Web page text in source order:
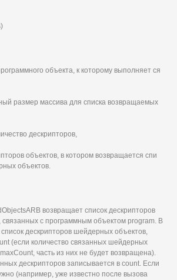
объекта, к которому выполняет ся
размер массива для списка возвращаемых
дескрипторов,
объектов, в котором возвращается спи
объектов.
возвращает список дескрипторов
с программным объектом program. В
дескрипторов шейдерных объектов,
(если количество связанных шейдерных
часть из них не будет возвращена).
дескрипторов записывается в count. Если
(например, уже известно после вызова